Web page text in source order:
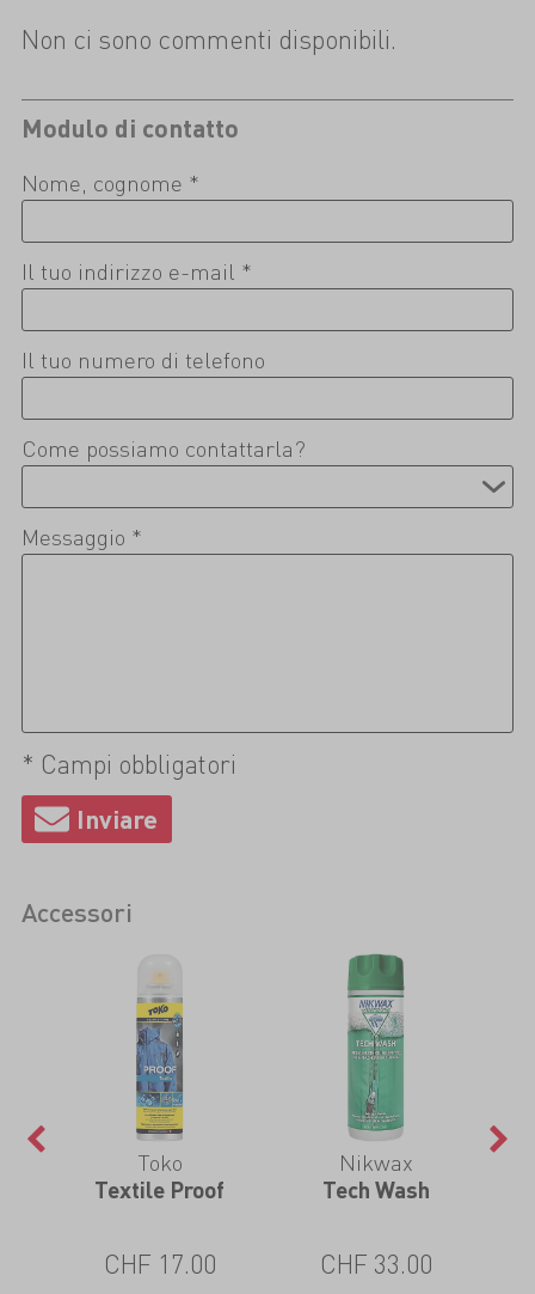
Non ci sono commenti disponibili.
Modulo di contatto
Nome, cognome *
Il tuo indirizzo e-mail *
Il tuo numero di telefono
Come possiamo contattarla?
Messaggio *
* Campi obbligatori
Accessori
Toko
Textile Proof
CHF 17.00
Nikwax
Tech Wash
CHF 33.00